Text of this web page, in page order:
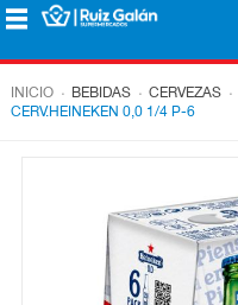
Saltar al contenido
CORPORATIVO
INICIO . BEBIDAS . CERVEZAS .
CERV.HEINEKEN 0,0 1/4 P-6